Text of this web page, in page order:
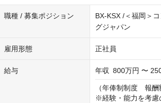
職種 / 募集ポジション
BX-KSX /＜福岡＞
グジャパン
雇用形態 正社員
給与 年収 800万円 〜
（年俸制制度　報
※経験・能力を考慮